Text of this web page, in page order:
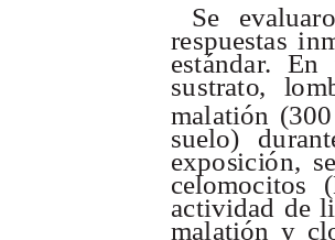
Se evaluaro
respuestas in
estándar. En
sustrato, lom
malatión (300
suelo) durant
exposición, se
celomocitos (
actividad de l
malatión y cl